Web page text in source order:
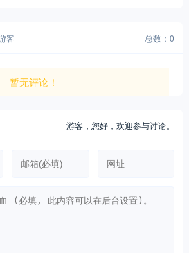
客 总数：0
暂无评论！
游客，您好，欢迎参与讨论。